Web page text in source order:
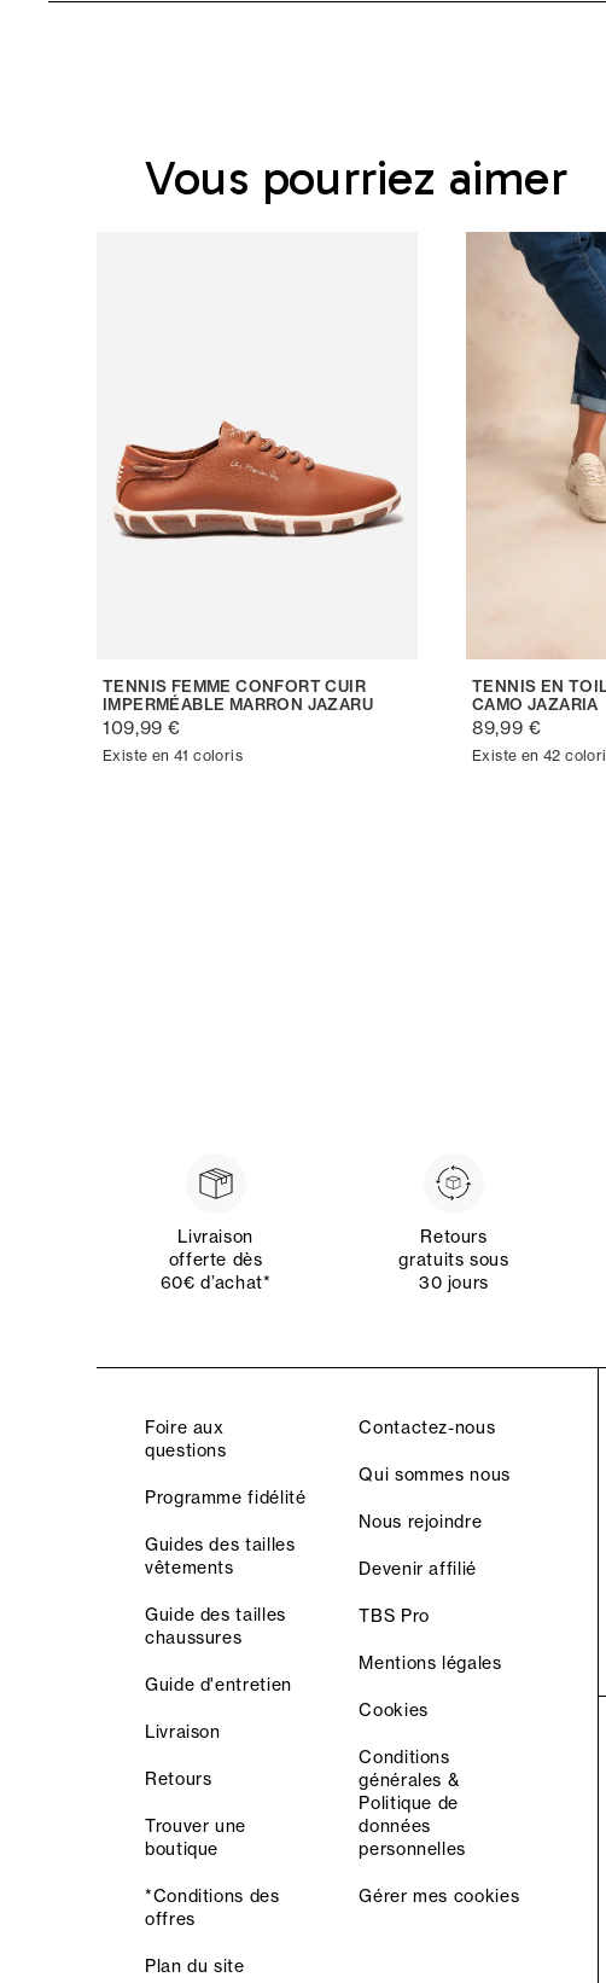
Vous pourriez aimer
TENNIS FEMME CONFORT CUIR
IMPERMÉABLE MARRON JAZARU
109,99 €
Existe en 41 coloris
TENNIS EN
CAMO JAZARIA
89,99 €
Existe en 42
Livraison
offerte dès
60€ d’achat*
Retours
gratuits sous
30 jours
Foire aux
questions
Programme fidélité
Guides des tailles
vêtements
Guide des tailles
chaussures
Guide d'entretien
Livraison
Retours
Trouver une
boutique
*Conditions des
offres
Plan du site
Contactez-nous
Qui sommes nous
Nous rejoindre
Devenir affilié
TBS Pro
Mentions légales
Cookies
Conditions
générales &
Politique de
données
personnelles
Gérer mes cookies